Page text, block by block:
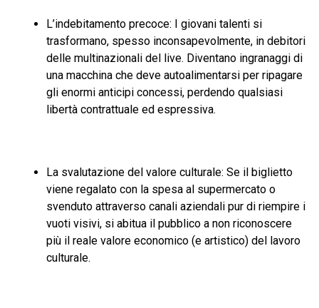
L’indebitamento precoce: I giovani talenti si
trasformano, spesso inconsapevolmente, in debitori
delle multinazionali del live. Diventano ingranaggi di
una macchina che deve autoalimentarsi per ripagare
gli enormi anticipi concessi, perdendo qualsiasi
libertà contrattuale ed espressiva.
La svalutazione del valore culturale: Se il biglietto
viene regalato con la spesa al supermercato o
svenduto attraverso canali aziendali pur di riempire i
vuoti visivi, si abitua il pubblico a non riconoscere
più il reale valore economico (e artistico) del lavoro
culturale.